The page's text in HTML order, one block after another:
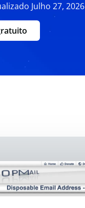
Julho 27, 2026